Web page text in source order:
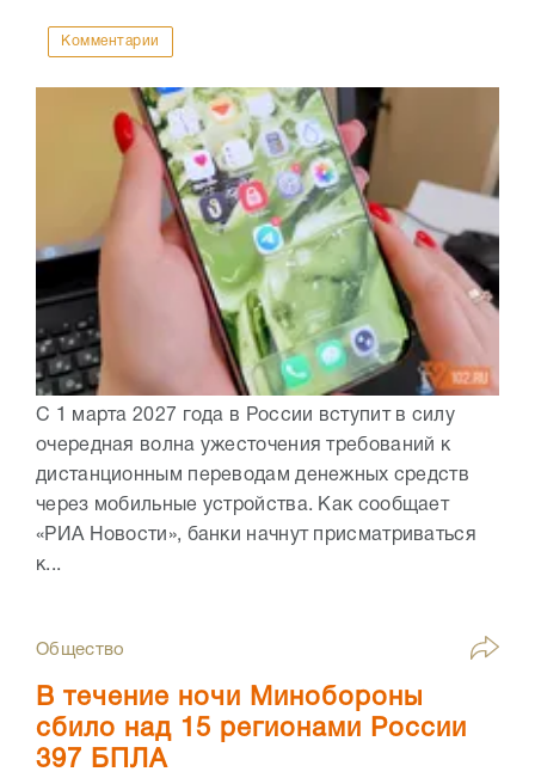
Комментарии
С 1 марта 2027 года в России вступит в силу
очередная волна ужесточения требований к
дистанционным переводам денежных средств
через мобильные устройства. Как сообщает
«РИА Новости», банки начнут присматриваться
к...
Общество
В течение ночи Минобороны
сбило над 15 регионами России
397 БПЛА